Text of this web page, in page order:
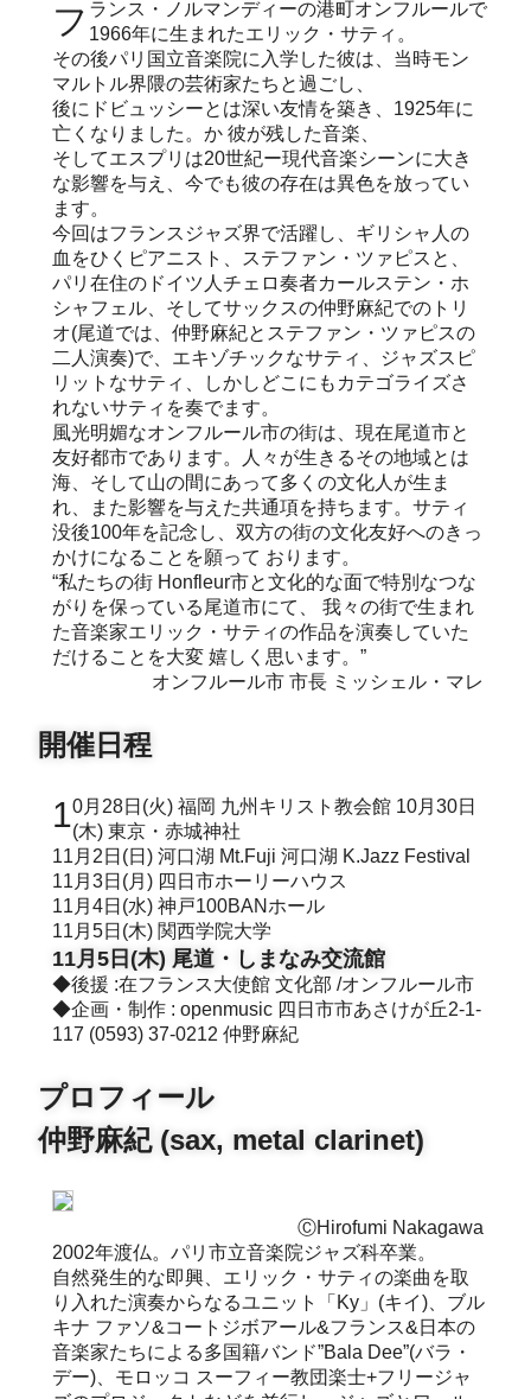
フランス・ノルマンディーの港町オンフルールで 1966年に生まれたエリック・サティ。
その後パリ国立音楽院に入学した彼は、当時モン
マルトル界隈の芸術家たちと過ごし、
後にドビュッシーとは深い友情を築き、1925年に
亡くなりました。か 彼が残した音楽、
そしてエスプリは20世紀ー現代音楽シーンに大き
な影響を与え、今でも彼の存在は異色を放ってい
ます。
今回はフランスジャズ界で活躍し、ギリシャ人の
血をひくピアニスト、ステファン・ツァピスと、
パリ在住のドイツ人チェロ奏者カールステン・ホ
シャフェル、そしてサックスの仲野麻紀でのトリ
オ(尾道では、仲野麻紀とステファン・ツァピスの
二人演奏)で、エキゾチックなサティ、ジャズスピ
リットなサティ、しかしどこにもカテゴライズさ
れないサティを奏でます。
風光明媚なオンフルール市の街は、現在尾道市と
友好都市であります。人々が生きるその地域とは
海、そして山の間にあって多くの文化人が生ま
れ、また影響を与えた共通項を持ちます。サティ
没後100年を記念し、双方の街の文化友好へのきっ
かけになることを願って おります。
“私たちの街 Honfleur市と文化的な面で特別なつな
がりを保っている尾道市にて、 我々の街で生まれ
た音楽家エリック・サティの作品を演奏していた
だけることを大変 嬉しく思います。”
オンフルール市 市長 ミッシェル・マレ
開催日程
10月28日(火) 福岡 九州キリスト教会館 10月30日(木) 東京・赤城神社
11月2日(日) 河口湖 Mt.Fuji 河口湖 K.Jazz Festival
11月3日(月) 四日市ホーリーハウス
11月4日(水) 神戸100BANホール
11月5日(木) 関西学院大学
11月5日(木) 尾道・しまなみ交流館
◆後援 :在フランス大使館 文化部 /オンフルール市
◆企画・制作 : openmusic 四日市市あさけが丘2-1-
117 (0593) 37-0212 仲野麻紀
プロフィール
仲野麻紀 (sax, metal clarinet)
ⒸHirofumi Nakagawa
2002年渡仏。パリ市立音楽院ジャズ科卒業。
自然発生的な即興、エリック・サティの楽曲を取
り入れた演奏からなるユニット「Ky」(キイ)、ブル
キナ ファソ&コートジボアール&フランス&日本の
音楽家たちによる多国籍バンド”Bala Dee”(バラ・
デー)、モロッコ スーフィー教団楽士+フリージャ